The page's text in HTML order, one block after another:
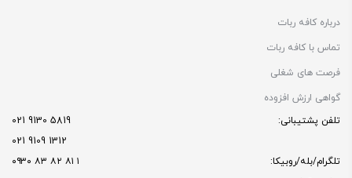
درباره کافه ربات
تماس با کافه ربات
فرصت های شغلی
گواهی ارزش افزوده
تلفن پشتیبانی:
5819 9130 021
1312 9109 021
تلگرام/بله/روبیکا:
۱ ۸۱ ۸۲ ۸۳ ۰۹۳۰